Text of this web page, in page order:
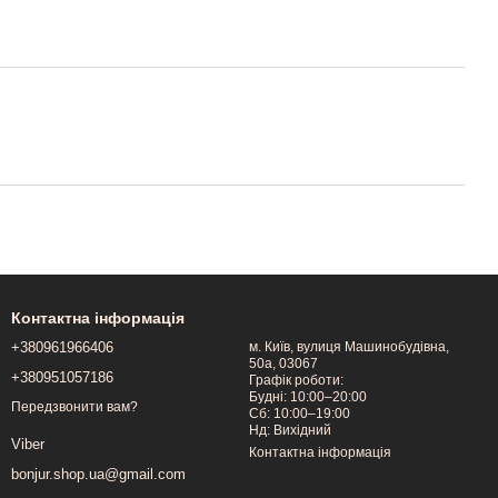
Контактна інформація
+380961966406
+380951057186
Передзвонити вам?
Viber
bonjur.shop.ua@gmail.com
м. Київ, вулиця Машинобудівна,
50a, 03067
Графік роботи:
Будні: 10:00–20:00
Сб: 10:00–19:00
Нд: Вихідний
Контактна інформація